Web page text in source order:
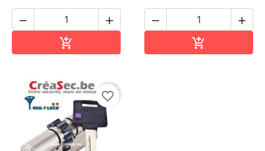
 

 

favorite_border